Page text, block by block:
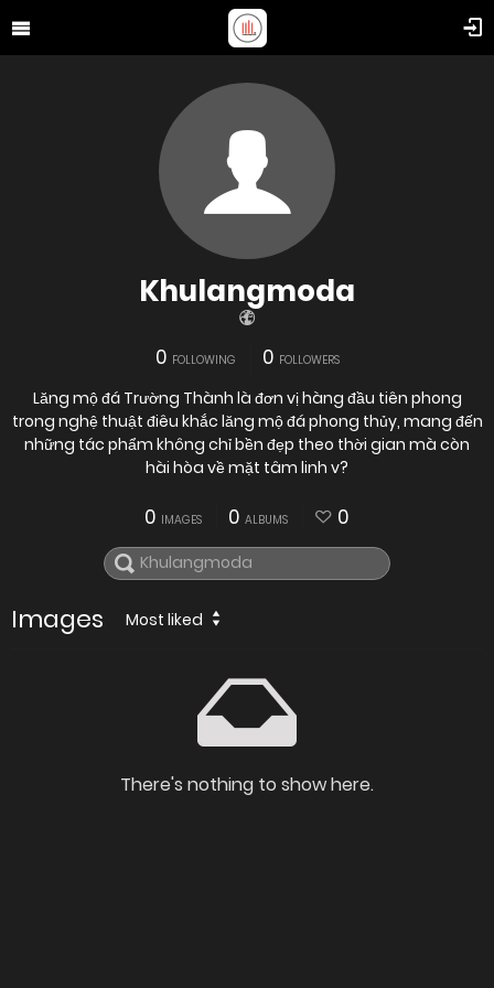
Khulangmoda
0 FOLLOWING 0 FOLLOWERS
Lăng mộ đá Trường Thành là đơn vị hàng đầu tiên phong
trong nghệ thuật điêu khắc lăng mộ đá phong thủy, mang đến
những tác phẩm không chỉ bền đẹp theo thời gian mà còn
hài hòa về mặt tâm linh v?
0 IMAGES 0 ALBUMS 0
Images Most liked
There's nothing to show here.